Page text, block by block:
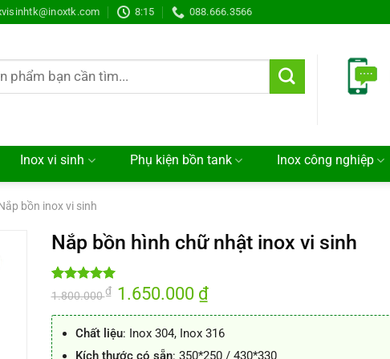
8:15 088.666.3566
Inox vi sinh Phụ kiện bồn tank Inox công nghiệp
bồn inox vi sinh
Nắp bồn hình chữ nhật inox vi sinh
5.00trên 5
dựa trên
8
đánh giá
1.800.000₫ Giá
gốc
là:
1.650.000 ₫Giá
hiện
tại
1.650.000 ₫.
Chất liệu: Inox 304, Inox 316
Kích thước có sẵn: 350*250 / 430*330